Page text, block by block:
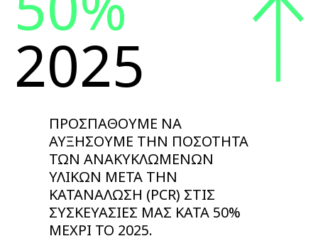
2025
ΠΡΟΣΠΑΘΟΥΜΕ ΝΑ
ΑΥΞΗΣΟΥΜΕ ΤΗΝ ΠΟΣΟΤΗΤΑ
ΤΩΝ ΑΝΑΚΥΚΛΩΜΕΝΩΝ
ΥΛΙΚΩΝ ΜΕΤΑ ΤΗΝ
ΚΑΤΑΝΑΛΩΣΗ (PCR) ΣΤΙΣ
ΣΥΣΚΕΥΑΣΙΕΣ ΜΑΣ ΚΑΤΑ 50%
ΜΕΧΡΙ ΤΟ 2025.